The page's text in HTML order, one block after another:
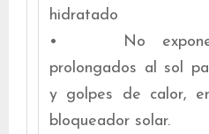
hidratado
• No
prolongados al sol
y golpes de calor,
bloqueador solar.